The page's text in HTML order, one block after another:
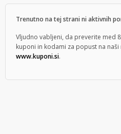
Trenutno na tej strani ni aktivnih
Vljudno vabljeni, da preverite med
kuponi in kodami za popust na
www.kuponi.si.